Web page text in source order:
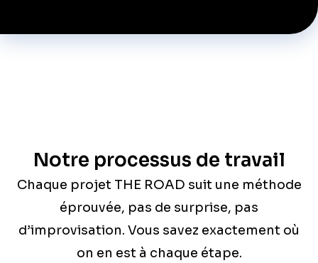
Notre processus de travail
Chaque projet THE ROAD suit une méthode
éprouvée, pas de surprise, pas
d’improvisation. Vous savez exactement où
on en est à chaque étape.